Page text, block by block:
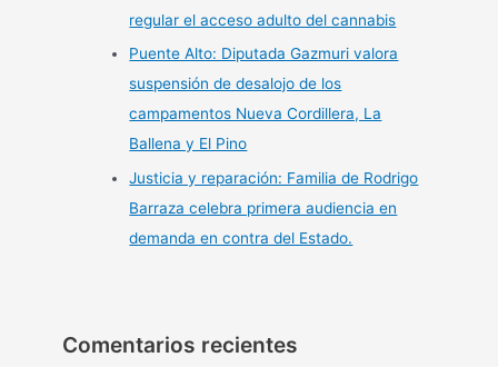
regular el acceso adulto del cannabis
Puente Alto: Diputada Gazmuri valora
suspensión de desalojo de los
campamentos Nueva Cordillera, La
Ballena y El Pino
Justicia y reparación: Familia de Rodrigo
Barraza celebra primera audiencia en
demanda en contra del Estado.
Comentarios recientes